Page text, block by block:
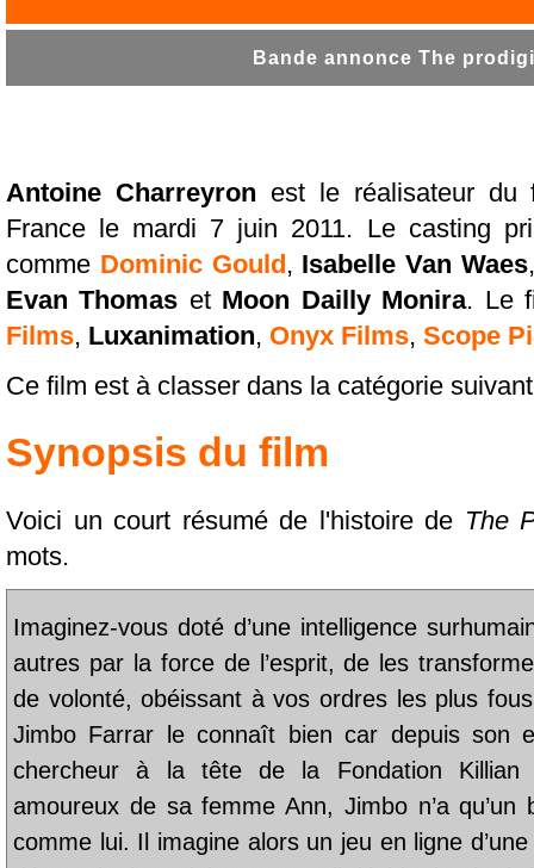
Bande annonce The
Antoine Charreyron est le réalisateur
France le mardi 7 juin 2011. Le casting
comme Dominic Gould , Isabelle Van Waes
Evan Thomas et Moon Dailly Monira. Le
Films, Luxanimation, Onyx Films, Scope
Ce film est à classer dans la catégorie
Synopsis du film
Voici un court résumé de l'histoire de The
mots.
Imaginez-vous doté d’une intelligence
autres par la force de l’esprit, de les
de volonté, obéissant à vos ordres les plus
Jimbo Farrar le connaît bien car depuis son
chercheur à la tête de la Fondation Killian
amoureux de sa femme Ann, Jimbo n’a qu’un
comme lui. Il imagine alors un jeu en ligne